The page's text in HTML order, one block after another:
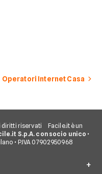
Operatori Internet Casa
diritti riservati
Facile.it è un
S.p.A. con socio unico •
• P.IVA 07902950968